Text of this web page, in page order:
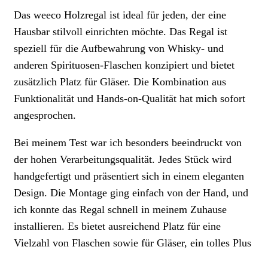
Das weeco Holzregal ist ideal für jeden, der eine
Hausbar stilvoll einrichten möchte. Das Regal ist
speziell für die Aufbewahrung von Whisky- und
anderen Spirituosen-Flaschen konzipiert und bietet
zusätzlich Platz für Gläser. Die Kombination aus
Funktionalität und Hands-on-Qualität hat mich sofort
angesprochen.
Bei meinem Test war ich besonders beeindruckt von
der hohen Verarbeitungsqualität. Jedes Stück wird
handgefertigt und präsentiert sich in einem eleganten
Design. Die Montage ging einfach von der Hand, und
ich konnte das Regal schnell in meinem Zuhause
installieren. Es bietet ausreichend Platz für eine
Vielzahl von Flaschen sowie für Gläser, ein tolles Plus